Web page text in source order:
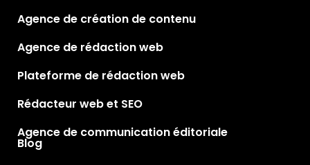
Agence de création de contenu
Agence de rédaction web
Plateforme de rédaction web
Rédacteur web et SEO
Agence de communication éditoriale
Blog